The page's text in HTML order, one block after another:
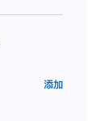
添加